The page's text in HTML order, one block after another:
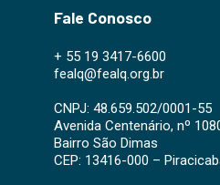
Fale Conosco
+ 55 19 3417-6600
fealq@fealq.org.br
CNPJ: 48.659.502/0001-55
Avenida Centenário, nº
Bairro São Dimas
CEP: 13416-000 –